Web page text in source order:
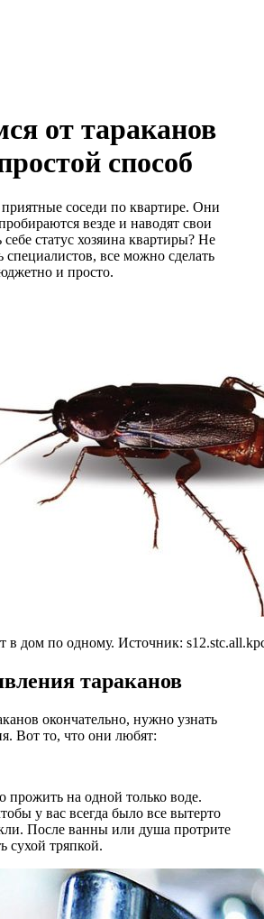
от тараканов
способ
соседи по квартире. Они
везде и наводят свои
статус хозяина квартиры? Не
специалистов, все можно сделать
и просто.
в дом по одному. Источник:
тараканов
окончательно, нужно узнать
Вот то, что они любят:
прожить на одной только воде.
у вас всегда было все вытерто
После ванны или душа протрите
сухой тряпкой.